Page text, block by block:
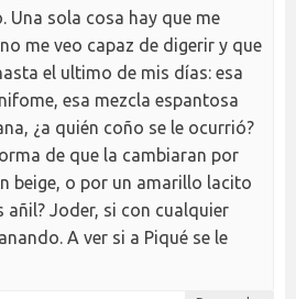
Una sola cosa hay que me
me veo capaz de digerir y que
el ultimo de mis días: esa
esa mezcla espantosa
¿a quién coño se le ocurrió?
de que la cambiaran por
beige, o por un amarillo lacito
añil? Joder, si con cualquier
A ver si a Piqué se le